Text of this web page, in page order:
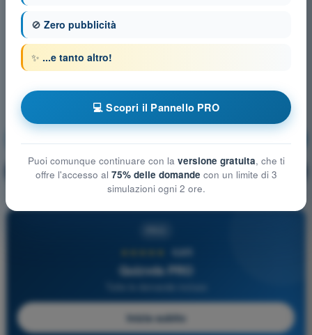
🔒 PRO Spiegazione domanda
4,6/5
Quizvds PRO
Inizia subito
🚫 Zero pubblicità
✨ ...e tanto altro!
💻 Scopri il Pannello PRO
Puoi comunque continuare con la versione gratuita, che ti
offre l'accesso al 75% delle domande con un limite di 3
simulazioni ogni 2 ore.